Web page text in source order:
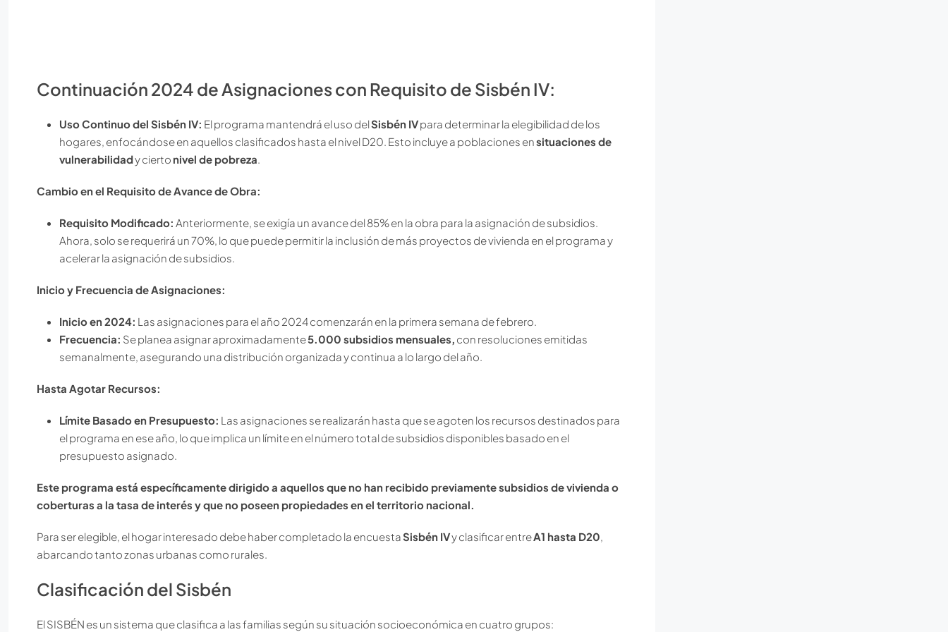
Continuación 2024 de Asignaciones con Requisito de Sisbén IV:
Uso Continuo del Sisbén IV: El programa mantendrá el uso delSisbén IVpara determinar la elegibilidad de los
hogares, enfocándose en aquellos clasificados hasta el nivel D20. Esto incluye a poblaciones ensituaciones de
vulnerabilidady cierto nivel de pobreza.
Cambio en el Requisito de Avance de Obra:
Requisito Modificado: Anteriormente, se exigía un avance del 85% en la obra para la asignación de subsidios.
Ahora, solo se requerirá un 70%, lo que puede permitir la inclusión de más proyectos de vivienda en el programa y
acelerar la asignación de subsidios.
Inicio y Frecuencia de Asignaciones:
Inicio en 2024: Las asignaciones para el año 2024 comenzarán en la primera semana de febrero.
Frecuencia: Se planea asignar aproximadamente5.000 subsidios mensuales, con resoluciones emitidas
semanalmente, asegurando una distribución organizada y continua a lo largo del año.
Hasta Agotar Recursos:
Límite Basado en Presupuesto: Las asignaciones se realizarán hasta que se agoten los recursos destinados para
el programa en ese año, lo que implica un límite en el número total de subsidios disponibles basado en el
presupuesto asignado.
Este programa está específicamente dirigido a aquellos que no han recibido previamente subsidios de vivienda o
coberturas a la tasa de interés y que no poseen propiedades en el territorio nacional.
Para ser elegible, el hogar interesado debe haber completado la encuestaSisbén IVy clasificar entreA1 hasta D20,
abarcando tanto zonas urbanas como rurales.
Clasificación del Sisbén
El SISBÉN es un sistema que clasifica a las familias según su situación socioeconómica en cuatro grupos: